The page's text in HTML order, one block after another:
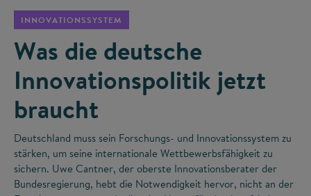
INNOVATIONSSYSTEM
Was die deutsche
Innovationspolitik jetzt
braucht
Deutschland muss sein Forschungs- und Innovationssystem zu
stärken, um seine internationale Wettbewerbsfähigkeit zu
sichern. Uwe Cantner, der oberste Innovationsberater der
Bundesregierung, hebt die Notwendigkeit hervor, nicht an der